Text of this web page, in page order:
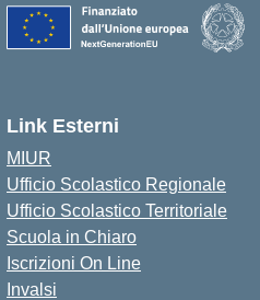
Link Esterni
MIUR
Ufficio Scolastico Regionale
Ufficio Scolastico Territoriale
Scuola in Chiaro
Iscrizioni On Line
Invalsi